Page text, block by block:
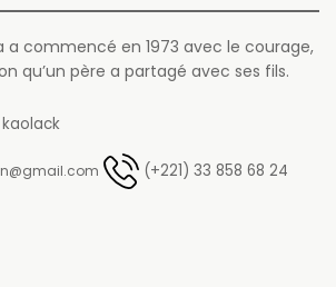
a commencé en 1973 avec le courage,
qu’un père a partagé avec ses fils.
(+221) 33 858 68 24